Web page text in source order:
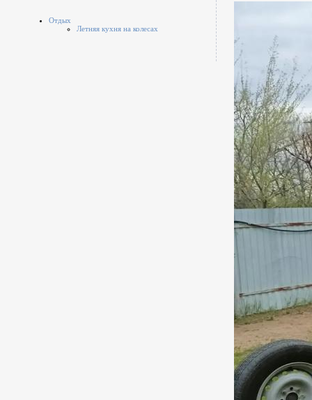
Отдых
Летняя кухня на колесах